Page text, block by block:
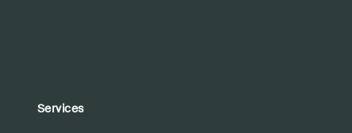
Services